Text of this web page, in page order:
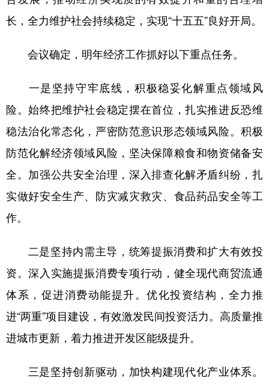
长，全力维护社会持续稳定，实现“十五五”良好开局。
会议确定，明年经济工作抓好以下重点任务。
一是坚持守牢底线，积极稳妥化解重点领域风
险。始终把维护社会稳定摆在首位，扎实推进反恐维
稳法治化常态化，严密防范意识形态领域风险。积极
防范化解经济领域风险，坚决保障粮食和物资储备安
全。加强公共安全治理，深入排查化解矛盾纠纷，扎
实做好安全生产、防灾减灾救灾、食品药品安全等工
作。
二是坚持内需主导，统筹提振消费和扩大有效投
资。深入实施提振消费专项行动，健全现代商贸流通
体系，促进消费动能提升。优化投资结构，全力推
进“两重”项目建设，有效激发民间投资活力。高质量推
进城市更新，着力推进开发区能级提升。
三是坚持创新驱动，加快构建现代化产业体系。